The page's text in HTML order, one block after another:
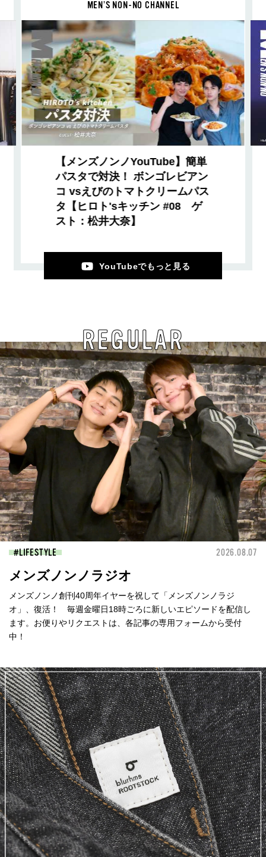
MEN’S NON-NO CHANNEL
【メンズノンノYouTube】簡単
パスタで対決！ ボンゴレビアン
コ vsえびのトマトクリームパス
タ【ヒロト'sキッチン #08 ゲ
スト：松井大奈】
YouTubeでもっと見る
REGULAR
LIFESTYLE 2026.08.07
メンズノンノラジオ
メンズノンノ創刊40周年イヤーを祝して「メンズノンノラジ
オ」、復活！ 毎週金曜日18時ごろに新しいエピソードを配信し
ます。お便りやリクエストは、各記事の専用フォームから受付
中！